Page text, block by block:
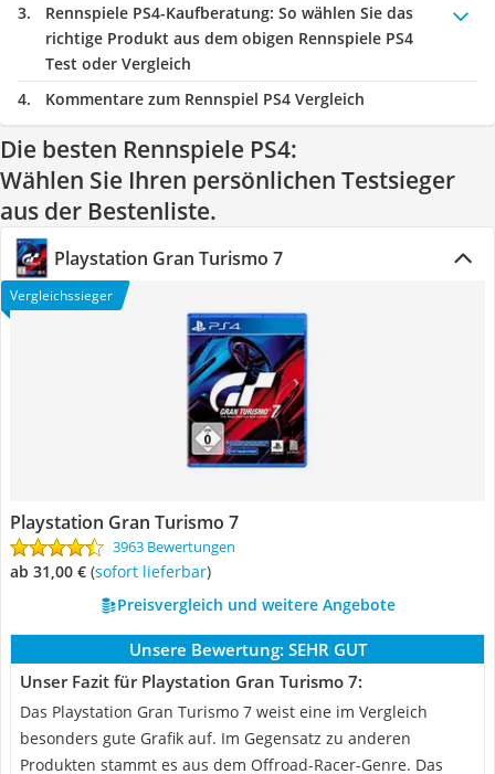
Rennspiele PS4-Kaufberatung: So wählen Sie das
richtige Produkt aus dem obigen Rennspiele PS4
Test oder Vergleich
Kommentare zum Rennspiel PS4 Vergleich
Die besten Rennspiele PS4:
Wählen Sie Ihren persönlichen Testsieger
aus der Bestenliste.
Playstation Gran Turismo 7
Vergleichssieger
Playstation Gran Turismo 7
3963 Bewertungen
ab 31,00 € ( Sofort lieferbar)
Preisvergleich und weitere Angebote
Unsere Bewertung: SEHR GUT
Unser Fazit für Playstation Gran Turismo 7:
Das Playstation Gran Turismo 7 weist eine im Vergleich
besonders gute Grafik auf. Im Gegensatz zu anderen
Produkten stammt es aus dem Offroad-Racer-Genre. Das